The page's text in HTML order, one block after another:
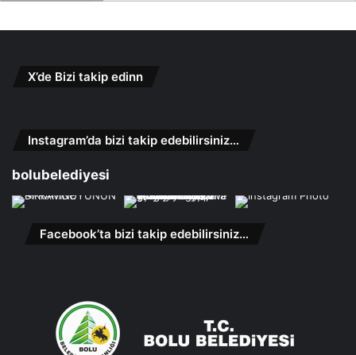
X’de Bizi takip edinn
Instagram’da bizi takip edebilirsiniz…
bolubelediyesi
Facebook’ta bizi takip edebilirsiniz…